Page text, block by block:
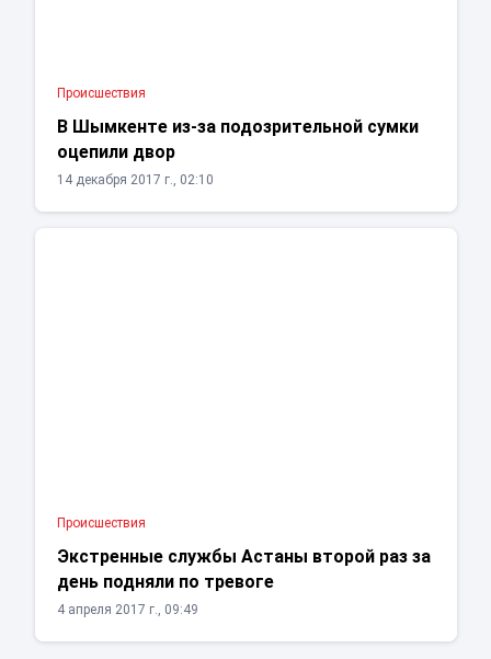
Проиcшествия
В Шымкенте из-за подозрительной сумки
оцепили двор
14 декабря 2017 г., 02:10
Проиcшествия
Экстренные службы Астаны второй раз за
день подняли по тревоге
4 апреля 2017 г., 09:49